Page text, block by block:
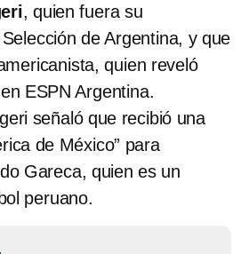
, quien fuera su
de Argentina, y que
quien reveló
ESPN Argentina.
señaló que recibió una
de México” para
Gareca, quien es un
peruano.